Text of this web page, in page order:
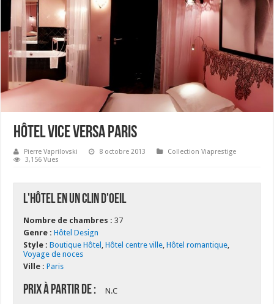
Hôtel Vice Versa Paris
Pierre Vaprilovski 8 octobre 2013
Collection Viaprestige
3,156 Vues
L'hôtel en un clin d'oeil
Nombre de chambres : 37
Genre : Hôtel Design
Style : Boutique Hôtel ,Hôtel centre ville,Hôtel romantique,
Voyage de noces
Ville : Paris
Prix à partir de : N.C